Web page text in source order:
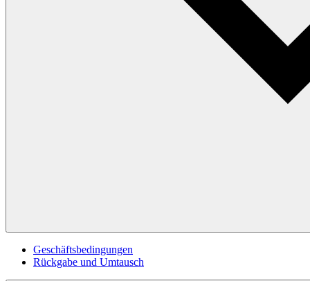
Geschäftsbedingungen
Rückgabe und Umtausch